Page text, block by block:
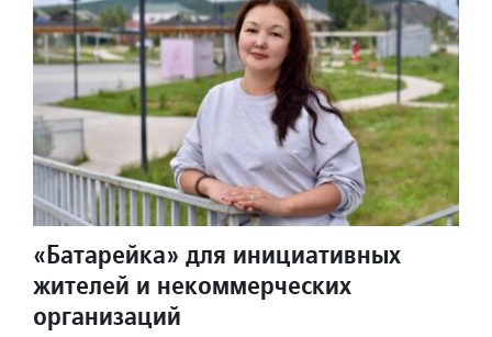
«Батарейка» для инициативных
жителей и некоммерческих
организаций